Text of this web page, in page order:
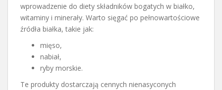
wprowadzenie do diety składników bogatych w białko,
witaminy i minerały. Warto sięgać po pełnowartościowe
źródła białka, takie jak:
mięso,
nabiał,
ryby morskie.
Te produkty dostarczają cennych nienasyconych